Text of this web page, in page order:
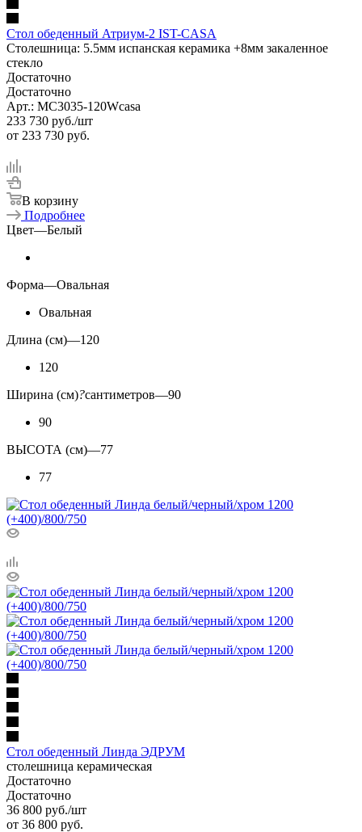
Стол обеденный Атриум-2 IST-CASA
Столешница: 5.5мм испанская керамика +8мм закаленное
стекло
Достаточно
Достаточно
Арт.: MC3035-120Wcasa
233 730 руб./шт
от 233 730 руб.
В корзину
Подробнее
Цвет—Белый
Форма—Овальная
Овальная
Длина (см)—120
120
Ширина (см)?сантиметров—90
90
ВЫСОТА (см)—77
77
Стол обеденный Линда ЭДРУМ
столешница керамическая
Достаточно
Достаточно
36 800 руб./шт
от 36 800 руб.